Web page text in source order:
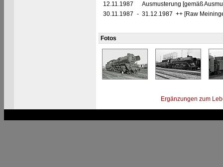
12.11.1987
Ausmusterung [gemäß
30.11.1987 - 31.12.1987 ++ [Raw
Fotos
Ergänzungen zum